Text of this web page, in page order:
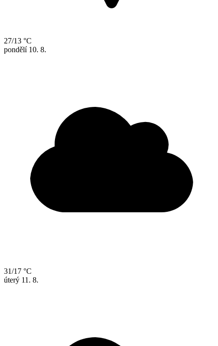
27/13 °C
pondělí 10. 8.
31/17 °C
úterý 11. 8.